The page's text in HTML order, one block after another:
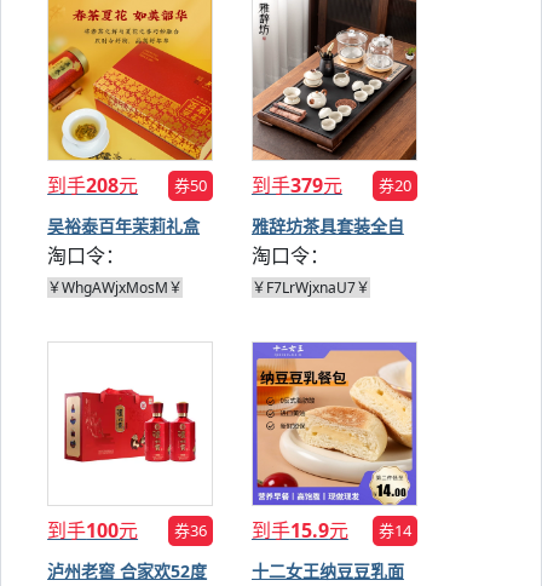
到手208元 券50
吴裕泰百年茉莉礼盒
200g*2盒
淘口令：
￥WhgAWjxMosM￥
到手379元 券20
雅辞坊茶具套装全自
动一体茶盘
淘口令：
￥F7LrWjxnaU7￥
到手100元 券36
泸州老窖 合家欢52度
到手15.9元 券14
十二女王纳豆豆乳面